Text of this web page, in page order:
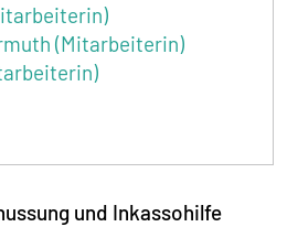
(Mitarbeiterin)
und Inkassohilfe